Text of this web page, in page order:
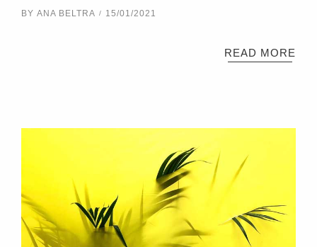
BY ANA BELTRA 15/01/2021
READ MORE